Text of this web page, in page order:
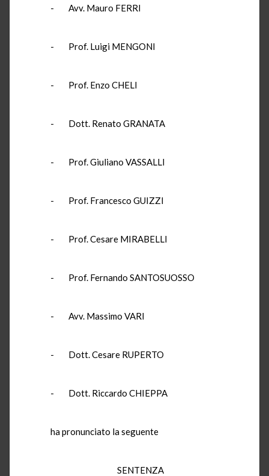
- Avv. Mauro FERRI
- Prof. Luigi MENGONI
- Prof. Enzo CHELI
- Dott. Renato GRANATA
- Prof. Giuliano VASSALLI
- Prof. Francesco GUIZZI
- Prof. Cesare MIRABELLI
- Prof. Fernando SANTOSUOSSO
- Avv. Massimo VARI
- Dott. Cesare RUPERTO
- Dott. Riccardo CHIEPPA
ha pronunciato la seguente
SENTENZA